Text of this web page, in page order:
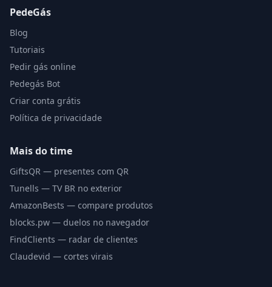
PedeGás
Blog
Tutoriais
Pedir gás online
Pedegás Bot
Criar conta grátis
Política de privacidade
Mais do time
GiftsQR — presentes com QR
Tunells — TV BR no exterior
AmazonBests — compare produtos
blocks.pw — duelos no navegador
FindClients — radar de clientes
Claudevid — cortes virais